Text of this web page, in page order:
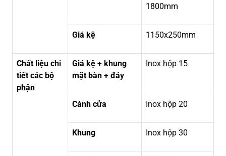
1800mm
Giá kệ 1150x250mm
Chất liệu chi
tiết các bộ
phận
Giá kệ + khung
mặt bàn + đáy
Inox hộp 15
Cánh cửa Inox hộp 20
Khung Inox hộp 30